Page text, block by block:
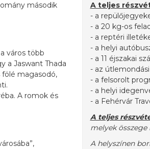
A teljes
- a
- a 20 kg-os
- a reptéri
- a helyi
- a 11 éjszakai
- az
- a felsorolt
- a helyi
- a Fehérvár
A teljes
melyek összege
A helyszínen
második
város több
a Jaswant Thada
magasodó,
A romok és